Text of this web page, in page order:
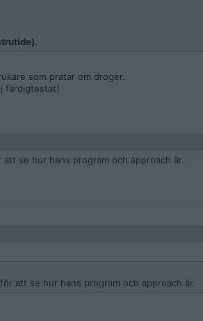
som pratar om droger.
färdigtestat)
se hur hans program och approach är.
att se hur hans program och approach är.